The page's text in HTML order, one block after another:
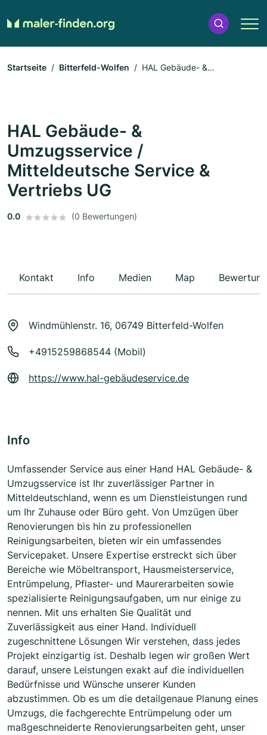
Startseite Bitterfeld-Wolfen
HAL Gebäude- &
HAL Gebäude- &
Umzugsservice /
Mitteldeutsche Service &
Vertriebs UG
0.0 (0 Bewertungen)
Kontakt Info Medien Map
Windmühlenstr. 16, 06749 Bitterfeld-Wolfen
+4915259868544 (Mobil)
https://www.hal-gebäudeservice.de
Info
Umfassender Service aus einer Hand HAL Gebäude- &
Umzugsservice ist Ihr zuverlässiger Partner in
Mitteldeutschland, wenn es um Dienstleistungen rund
um Ihr Zuhause oder Büro geht. Von Umzügen über
Renovierungen bis hin zu professionellen
Reinigungsarbeiten, bieten wir ein umfassendes
Servicepaket. Unsere Expertise erstreckt sich über
Bereiche wie Möbeltransport, Hausmeisterservice,
Entrümpelung, Pflaster- und Maurerarbeiten sowie
spezialisierte Reinigungsaufgaben, um nur einige zu
nennen. Mit uns erhalten Sie Qualität und
Zuverlässigkeit aus einer Hand. Individuell
zugeschnittene Lösungen Wir verstehen, dass jedes
Projekt einzigartig ist. Deshalb legen wir großen Wert
darauf, unsere Leistungen exakt auf die individuellen
Bedürfnisse und Wünsche unserer Kunden
abzustimmen. Ob es um die detailgenaue Planung eines
Umzugs, die fachgerechte Entrümpelung oder um
maßgeschneiderte Renovierungsarbeiten geht, unser